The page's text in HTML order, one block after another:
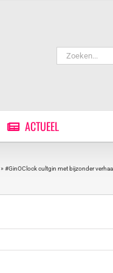
Zoeken
naar:
ACTUEEL
» #GinOClock cultgin met bijzonder